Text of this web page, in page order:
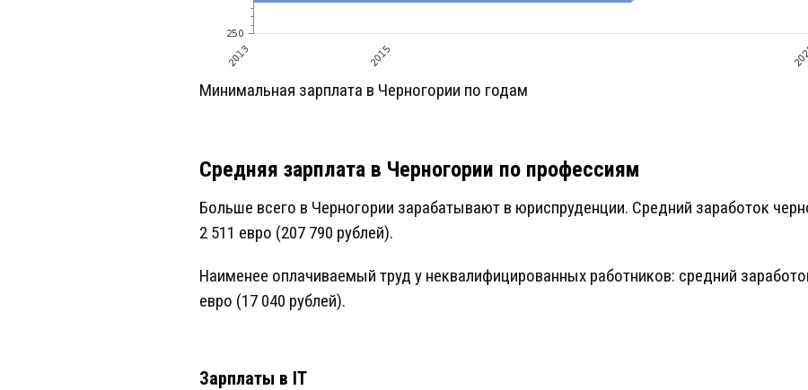
Минимальная зарплата в Черногории по годам
Средняя зарплата в Черногории по профессиям
Больше всего в Черногории зарабатывают в юриспруденции. Средний заработок
2 511 евро (207 790 рублей).
Наименее оплачиваемый труд у неквалифицированных работников: средний
евро (17 040 рублей).
Зарплаты в IT